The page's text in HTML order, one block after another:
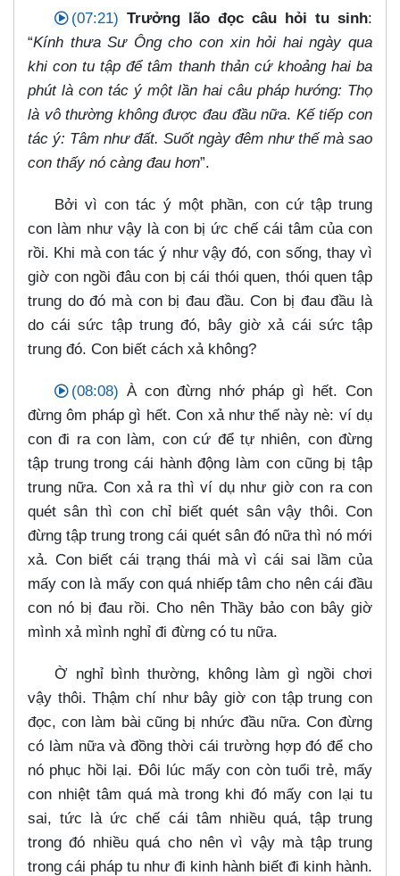
(07:21) Trưởng lão đọc câu hỏi tu sinh:
“Kính thưa Sư Ông cho con xin hỏi hai ngày qua
khi con tu tập để tâm thanh thản cứ khoảng hai ba
phút là con tác ý một lần hai câu pháp hướng: Thọ
là vô thường không được đau đầu nữa. Kế tiếp con
tác ý: Tâm như đất. Suốt ngày đêm như thế mà sao
con thấy nó càng đau hơn”.
Bởi vì con tác ý một phần, con cứ tập trung
con làm như vậy là con bị ức chế cái tâm của con
rồi. Khi mà con tác ý như vậy đó, con sống, thay vì
giờ con ngồi đâu con bị cái thói quen, thói quen tập
trung do đó mà con bị đau đầu. Con bị đau đầu là
do cái sức tập trung đó, bây giờ xả cái sức tập
trung đó. Con biết cách xả không?
(08:08) À con đừng nhớ pháp gì hết. Con
đừng ôm pháp gì hết. Con xả như thế này nè: ví dụ
con đi ra con làm, con cứ để tự nhiên, con đừng
tập trung trong cái hành động làm con cũng bị tập
trung nữa. Con xả ra thì ví dụ như giờ con ra con
quét sân thì con chỉ biết quét sân vậy thôi. Con
đừng tập trung trong cái quét sân đó nữa thì nó mới
xả. Con biết cái trạng thái mà vì cái sai lầm của
mấy con là mấy con quá nhiếp tâm cho nên cái đầu
con nó bị đau rồi. Cho nên Thầy bảo con bây giờ
mình xả mình nghỉ đi đừng có tu nữa.
Ờ nghỉ bình thường, không làm gì ngồi chơi
vậy thôi. Thậm chí như bây giờ con tập trung con
đọc, con làm bài cũng bị nhức đầu nữa. Con đừng
có làm nữa và đồng thời cái trường hợp đó để cho
nó phục hồi lại. Đôi lúc mấy con còn tuổi trẻ, mấy
con nhiệt tâm quá mà trong khi đó mấy con lại tu
sai, tức là ức chế cái tâm nhiều quá, tập trung
trong đó nhiều quá cho nên vì vậy mà tập trung
trong cái pháp tu như đi kinh hành biết đi kinh hành.